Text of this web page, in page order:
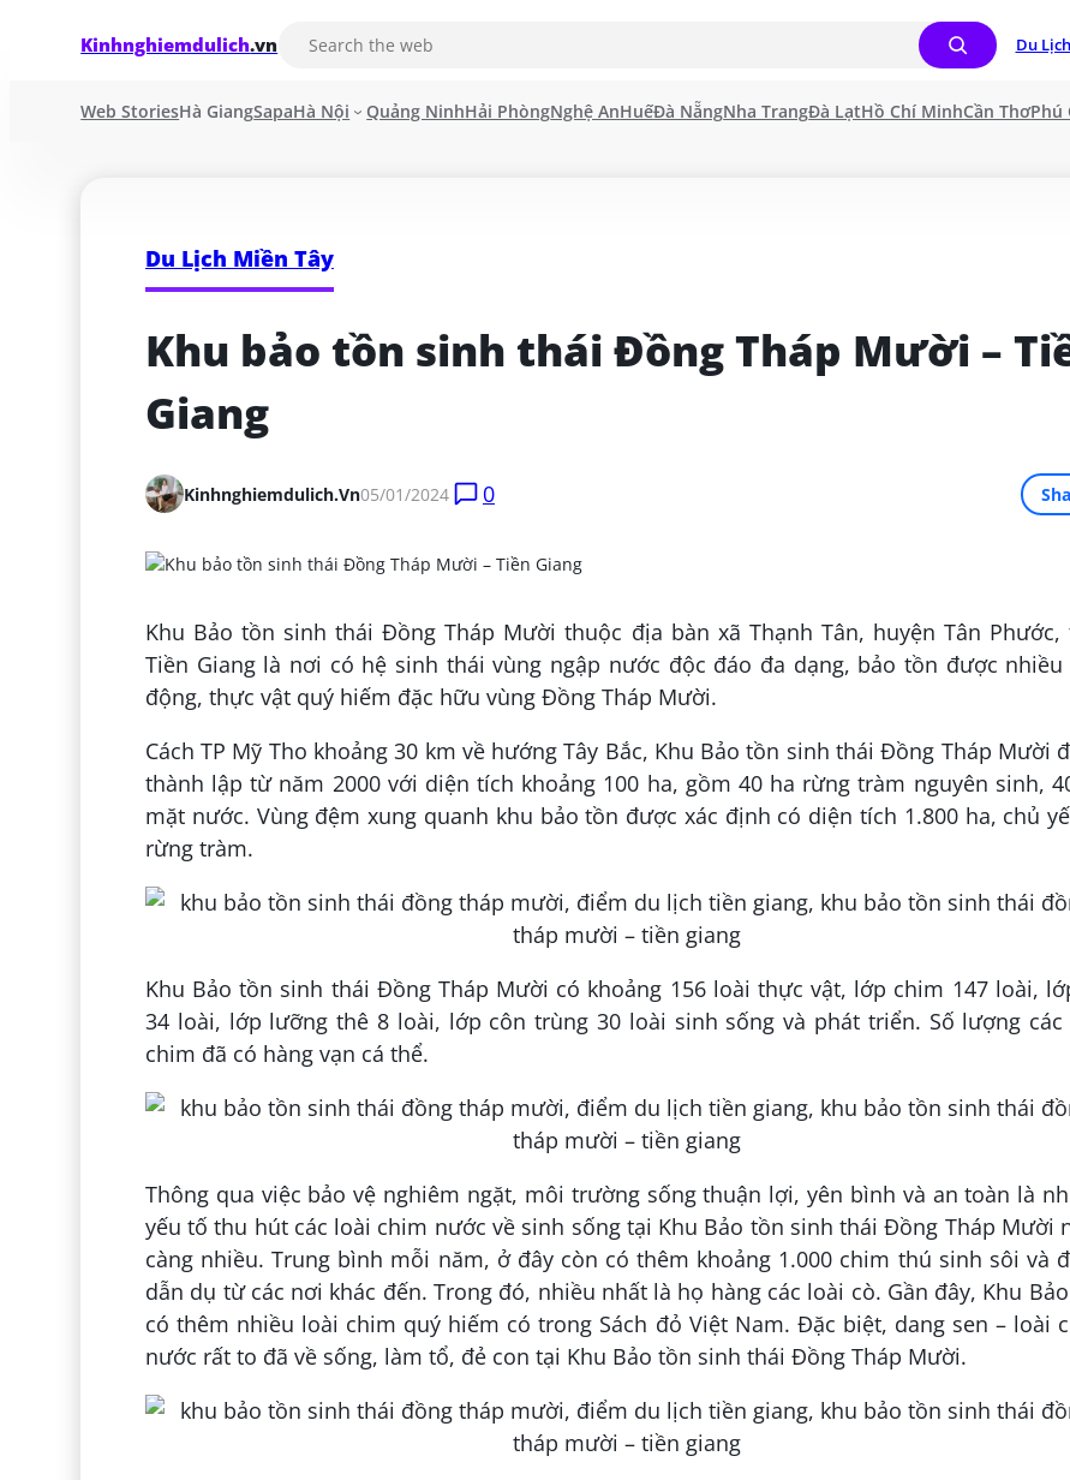
Kinhnghiemdulich.vn Du Lịch
Web StoriesHà GiangSapaHà Nội Quảng NinhHải PhòngNghệ AnHuếĐà NẵngNha TrangĐà LạtHồ Chí MinhCần ThơPhú
Du Lịch Miền Tây
Khu bảo tồn sinh thái Đồng Tháp Mười –
Giang
Kinhnghiemdulich.vn05/01/2024 0
Khu Bảo tồn sinh thái Đồng Tháp Mười thuộc địa bàn xã Thạnh Tân, huyện Tân Phước,
Tiền Giang là nơi có hệ sinh thái vùng ngập nước độc đáo đa dạng, bảo tồn được nhiều
động, thực vật quý hiếm đặc hữu vùng Đồng Tháp Mười.
Cách TP Mỹ Tho khoảng 30 km về hướng Tây Bắc, Khu Bảo tồn sinh thái Đồng Tháp Mười
thành lập từ năm 2000 với diện tích khoảng 100 ha, gồm 40 ha rừng tràm nguyên sinh,
mặt nước. Vùng đệm xung quanh khu bảo tồn được xác định có diện tích 1.800 ha, chủ
rừng tràm.
Khu Bảo tồn sinh thái Đồng Tháp Mười có khoảng 156 loài thực vật, lớp chim 147 loài,
34 loài, lớp lưỡng thê 8 loài, lớp côn trùng 30 loài sinh sống và phát triển. Số lượng các
chim đã có hàng vạn cá thể.
Thông qua việc bảo vệ nghiêm ngặt, môi trường sống thuận lợi, yên bình và an toàn là
yếu tố thu hút các loài chim nước về sinh sống tại Khu Bảo tồn sinh thái Đồng Tháp Mười
càng nhiều. Trung bình mỗi năm, ở đây còn có thêm khoảng 1.000 chim thú sinh sôi và
dẫn dụ từ các nơi khác đến. Trong đó, nhiều nhất là họ hàng các loài cò. Gần đây, Khu
có thêm nhiều loài chim quý hiếm có trong Sách đỏ Việt Nam. Đặc biệt, dang sen – loài
nước rất to đã về sống, làm tổ, đẻ con tại Khu Bảo tồn sinh thái Đồng Tháp Mười.